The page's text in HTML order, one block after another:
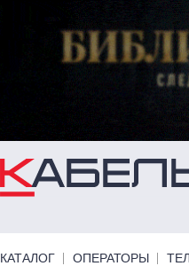
КАТАЛОГ ОПЕРАТОРЫ